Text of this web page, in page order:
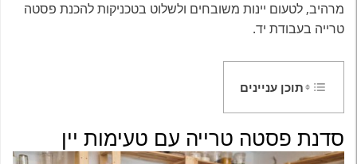
מרהיב, לטעום יינות משובחים ולשלוט בטכניקות להכנת פסטה
טרייה בעבודת יד.
תוכן עניינים
סדנת פסטה טרייה עם טעימות יין